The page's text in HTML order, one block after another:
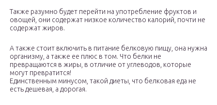
Также разумно будет перейти на употребление фруктов и
овощей, они содержат низкое количество калорий, почти не
содержат жиров.
А также стоит включить в питание белковую пищу, она нужна
организму, а также ее плюс в том. Что белки не
превращаются в жиры, в отличие от углеводов, которые
могут превратится!
Единственным минусом, такой диеты, что белковая еда не
есть дешевая, а дорогая.